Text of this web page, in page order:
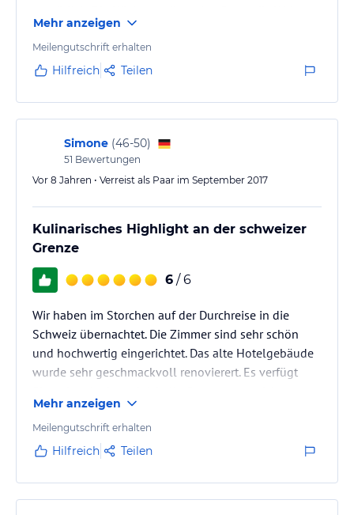
aus der Region sind hervorragend. Wir haben uns
sehr wohl gefühlt und würden gerne wiederkommen.
Mehr anzeigen
Meilengutschrift erhalten
Hilfreich Teilen
Simone (46-50)
51 Bewertungen
Vor 8 Jahren • Verreist als Paar im September 2017
Kulinarisches Highlight an der schweizer
Grenze
6 / 6
Wir haben im Storchen auf der Durchreise in die
Schweiz übernachtet. Die Zimmer sind sehr schön
und hochwertig eingerichtet. Das alte Hotelgebäude
wurde sehr geschmackvoll renovierert. Es verfügt
Restaurant, welches trotz der kleiner Karte
hervorragend ist. Einziger Kritikpunkt das doch sehr
überschaubare Frühstück - welches qualitativ
verbesserungswürdig.
Mehr anzeigen
Meilengutschrift erhalten
Hilfreich Teilen